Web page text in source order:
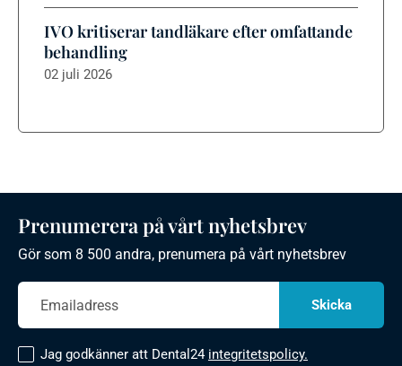
IVO kritiserar tandläkare efter omfattande
behandling
02 juli 2026
Prenumerera på vårt nyhetsbrev
Gör som 8 500 andra, prenumera på vårt nyhetsbrev
Jag godkänner att Dental24 integritetspolicy.